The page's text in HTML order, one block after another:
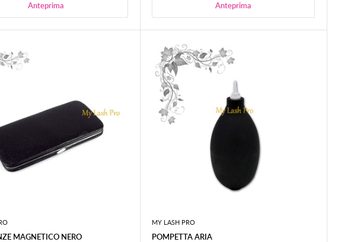
Anteprima Anteprima
MAGNETICO NERO
MY LASH PRO
POMPETTA ARIA